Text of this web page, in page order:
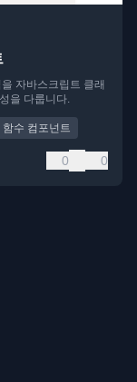
자바스크립트 클래
을 다룹니다.
함수 컴포넌트
0 0